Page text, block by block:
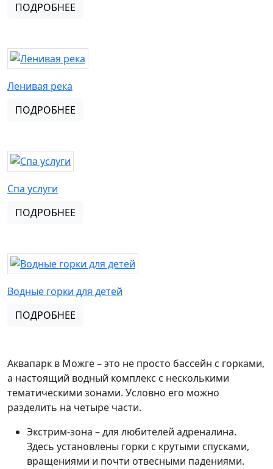
ПОДРОБНЕЕ
Ленивая река
ПОДРОБНЕЕ
Спа услуги
ПОДРОБНЕЕ
Водные горки для детей
ПОДРОБНЕЕ
Аквапарк в Можге – это не просто бассейн с горками,
а настоящий водный комплекс с несколькими
тематическими зонами. Условно его можно
разделить на четыре части.
Экстрим-зона – для любителей адреналина.
Здесь установлены горки с крутыми спусками,
вращениями и почти отвесными падениями.